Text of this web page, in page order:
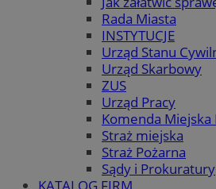
Rada Miasta
INSTYTUCJE
Urząd Stanu
Urząd Skarbowy
ZUS
Urząd Pracy
Komenda Miejska
Straż miejska
Straż Pożarna
Sądy i Prokuratury